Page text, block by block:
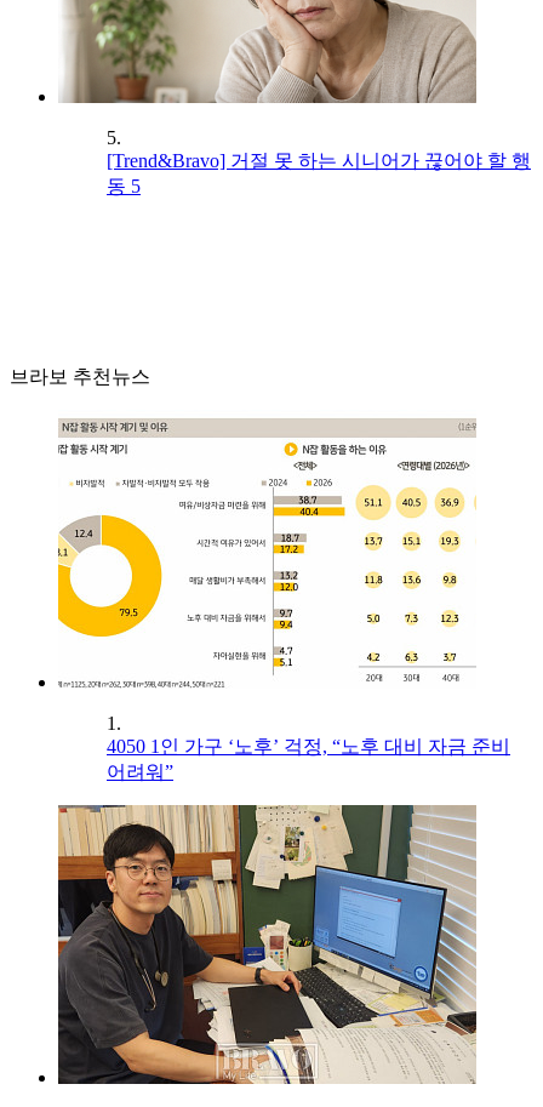
5.
[Trend&Bravo] 거절 못 하는 시니어가 끊어야 할 행
동 5
브라보 추천뉴스
1.
4050 1인 가구 ‘노후’ 걱정, “노후 대비 자금 준비
어려워”